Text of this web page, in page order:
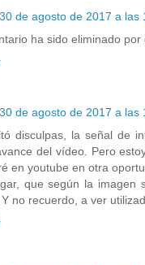
30 de agosto de 2017 a las
ha sido eliminado por
30 de agosto de 2017 a las
disculpas, la señal de
del vídeo. Pero
en youtube en otra
que según la imagen
no recuerdo, a ver